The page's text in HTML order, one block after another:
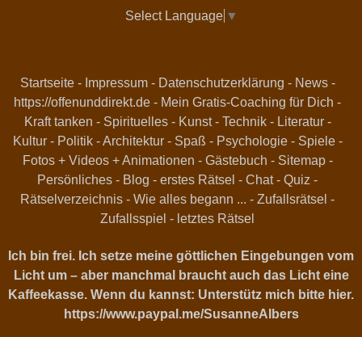
Select Language ▼
Startseite- Impressum- Datenschutzerklärung - News-
https://offenunddirekt.de - Mein Gratis-Coaching für Dich -
Kraft tanken - Spirituelles- Kunst- Technik- Literatur-
Kultur- Politik-Architektur- Spaß - Psychologie- Spiele-
Fotos + Videos + Animationen - Gästebuch - Sitemap-
Persönliches - Blog - erstes Rätsel - Chat- Quiz -
Rätselverzeichnis - Wie alles begann ... - Zufallsrätsel -
Zufallsspiel - letztes Rätsel
Ich bin frei. Ich setze meine göttlichen Eingebungen vom
Licht um – aber manchmal braucht auch das Licht eine
Kaffeekasse. Wenn du kannst: Unterstütz mich bitte hier.
https://www.paypal.me/SusanneAlbers